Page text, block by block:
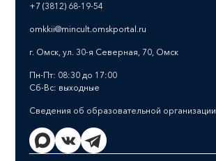
+7 (3812) 68-19-54
omkkii@mincult.omskportal.ru
г. Омск, ул. 30-я Северная, 70, Омск
Пн-Пт: 08:30 до 17:00
Сб-Вс: выходные
Сведения об образовательной организации